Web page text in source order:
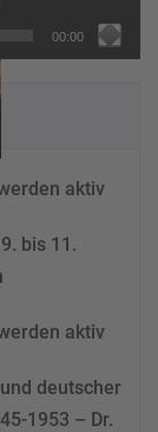
00:00
aktiv
bis 11.
aktiv
deutscher
1953 – Dr.